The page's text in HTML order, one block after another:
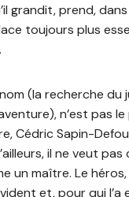
grandit, prend,
toujours plus
(la recherche du
n’est pas
Cédric Sapin-
il ne veut pas
un maître. Le héros,
et, pour qui l’a